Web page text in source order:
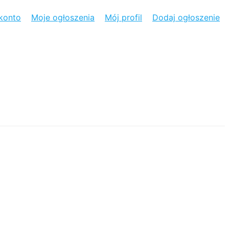
Moje ogłoszenia Mój profil Dodaj ogłoszenie